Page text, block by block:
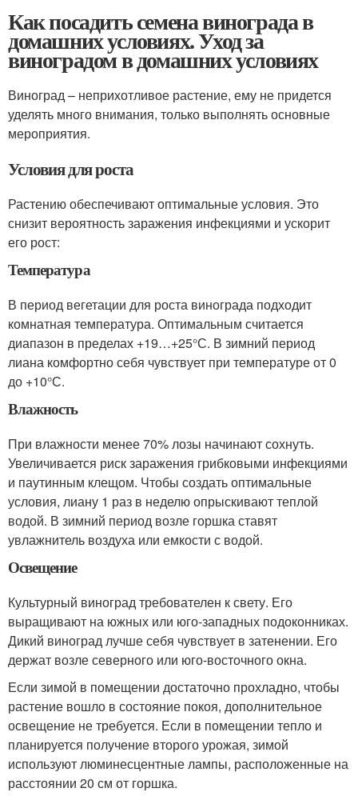
Как посадить семена винограда в
домашних условиях. Уход за
виноградом в домашних условиях
Виноград – неприхотливое растение, ему не придется
уделять много внимания, только выполнять основные
мероприятия.
Условия для роста
Растению обеспечивают оптимальные условия. Это
снизит вероятность заражения инфекциями и ускорит
его рост:
Температура
В период вегетации для роста винограда подходит
комнатная температура. Оптимальным считается
диапазон в пределах +19…+25°С. В зимний период
лиана комфортно себя чувствует при температуре от 0
до +10°С.
Влажность
При влажности менее 70% лозы начинают сохнуть.
Увеличивается риск заражения грибковыми инфекциями
и паутинным клещом. Чтобы создать оптимальные
условия, лиану 1 раз в неделю опрыскивают теплой
водой. В зимний период возле горшка ставят
увлажнитель воздуха или емкости с водой.
Освещение
Культурный виноград требователен к свету. Его
выращивают на южных или юго-западных подоконниках.
Дикий виноград лучше себя чувствует в затенении. Его
держат возле северного или юго-восточного окна.
Если зимой в помещении достаточно прохладно, чтобы
растение вошло в состояние покоя, дополнительное
освещение не требуется. Если в помещении тепло и
планируется получение второго урожая, зимой
используют люминесцентные лампы, расположенные на
расстоянии 20 см от горшка.